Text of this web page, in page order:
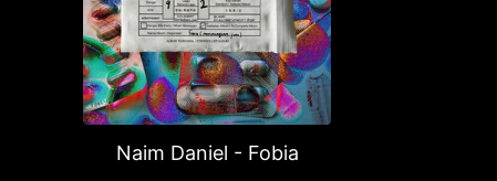
Naim Daniel - Fobia